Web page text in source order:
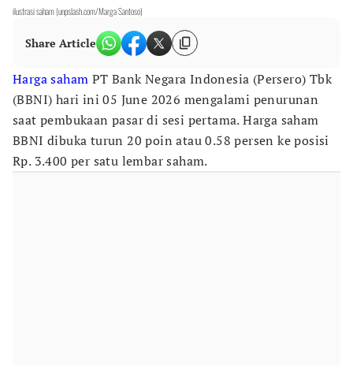
ilustrasi saham (unpslash.com/Marga Santoso)
Share Article
Harga saham PT Bank Negara Indonesia (Persero) Tbk
(BBNI) hari ini 05 June 2026 mengalami penurunan
saat pembukaan pasar di sesi pertama. Harga saham
BBNI dibuka turun 20 poin atau 0.58 persen ke posisi
Rp. 3.400 per satu lembar saham.